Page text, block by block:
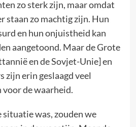
zo sterk zijn, maar omdat
staan zo machtig zijn. Hun
en hun onjuistheid kan
aangetoond. Maar de Grote
en de Sovjet-Unie] en
zijn erin geslaagd veel
voor de waarheid.
was, zouden we